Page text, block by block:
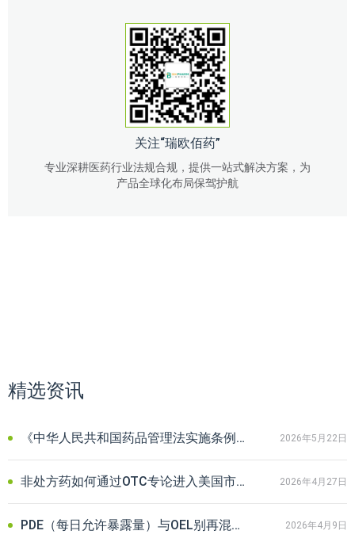
关注“瑞欧佰药”
专业深耕医药行业法规合规，提供一站式解决方案，为
产品全球化布局保驾护航
精选资讯
《中华人民共和国药品管理法实施条例》新规下化药试验数据保护要点 2026年5月22日
非处方药如何通过OTC专论进入美国市场？OTC专论列名流程及资料详解 2026年4月27日
PDE（每日允许暴露量）与OEL别再混淆！药品安全两道核心防线全解析 2026年4月9日